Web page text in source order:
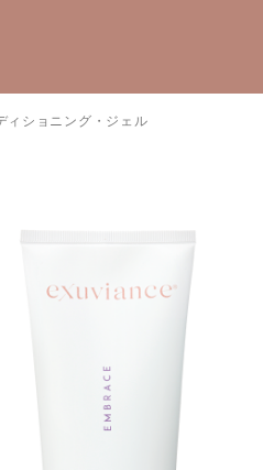
ィショニング・ジェル